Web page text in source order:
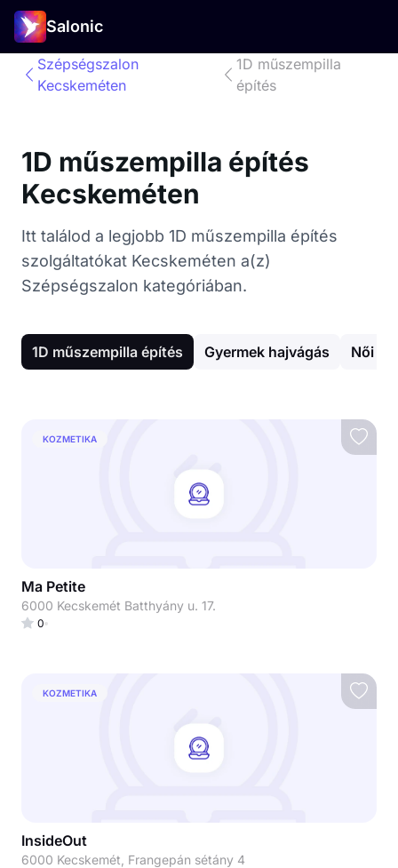
Salonic
Szépségszalon
Kecskeméten
1D műszempilla
építés
1D műszempilla építés
Kecskeméten
Itt találod a legjobb 1D műszempilla építés
szolgáltatókat Kecskeméten a(z)
Szépségszalon kategóriában.
1D műszempilla építés Gyermek hajvágás Női
KOZMETIKA
Ma Petite
6000 Kecskemét Batthyány u. 17.
0
KOZMETIKA
InsideOut
6000 Kecskemét, Frangepán sétány 4